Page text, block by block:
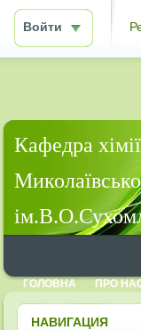
Войти
Кафедра хімії
ГОЛОВНА ПРО
НАВИГАЦИЯ